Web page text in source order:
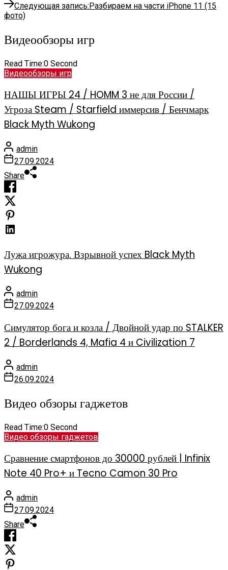
Следующая запись:Разбираем на части iPhone 11 (15
фото)
Видеообзоры игр
Read Time:0 Second
Видеообзоры игр
НАШЫ ИГРЫ 24 / HOMM 3 не для России /
Угроза Steam / Starfield иммерсив / Бенчмарк
Black Myth Wukong
admin
27.09.2024
Share
Лужа игрожура. Взрывной успех Black Myth
Wukong
admin
27.09.2024
Симулятор бога и козла / Двойной удар по STALKER
2 / Borderlands 4, Mafia 4 и Civilization 7
admin
26.09.2024
Видео обзоры гаджетов
Read Time:0 Second
Видео обзоры гаджетов
Сравнение смартфонов до 30000 рублей | Infinix
Note 40 Pro+ и Tecno Camon 30 Pro
admin
27.09.2024
Share